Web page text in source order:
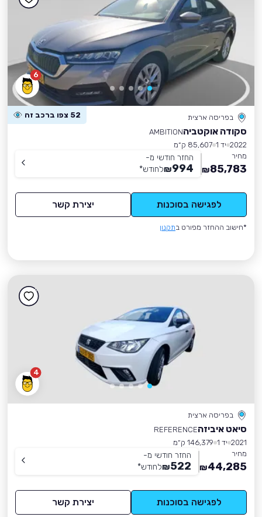
6
בפריסה ארצית 52 צפו ברכב זה
סקודה אוקטביהAMBITION
2022 יד 1
85,607 ק״מ
מחיר
85,783
₪
החזר חודשי מ-
994
₪לחודש*
לפגישה בסוכנות יצירת קשר
*חישוב ההחזר מפורט בתקנון
4
בפריסה ארצית
סיאט איביזהREFERENCE
2021 יד 1
146,379 ק״מ
מחיר
44,285
₪
החזר חודשי מ-
522
₪לחודש*
לפגישה בסוכנות יצירת קשר